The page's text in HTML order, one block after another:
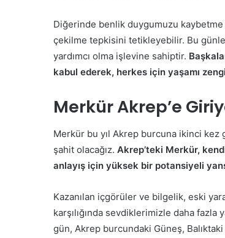
Diğerinde benlik duygumuzu
çekilme tepkisini tetikleyebilir. Bu
yardımcı olma işlevine sahiptir.
kabul ederek, herkes için yaşamı
Merkür Akrep’e
Merkür bu yıl Akrep burcuna ikinci
şahit olacağız. Akrep’teki Merkür,
anlayış için yüksek bir potansiyeli
Kazanılan içgörüler ve bilgelik, eski
karşılığında sevdiklerimizle daha fazla
gün, Akrep burcundaki Güneş,